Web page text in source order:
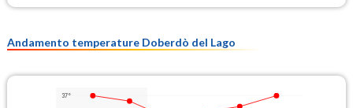
Andamento temperature Doberdò del Lago
37°